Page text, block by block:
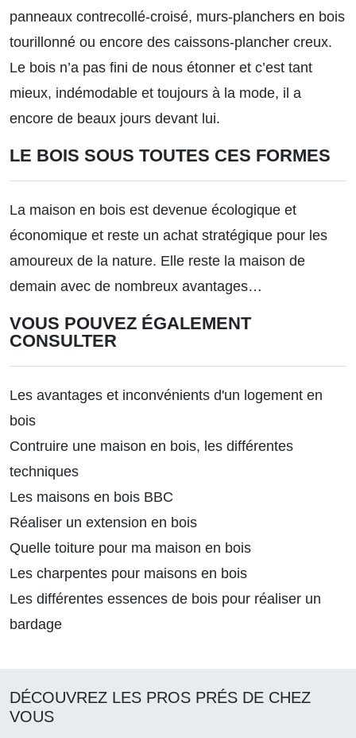
panneaux contrecollé-croisé, murs-planchers en bois
tourillonné ou encore des caissons-plancher creux.
Le bois n’a pas fini de nous étonner et c’est tant
mieux, indémodable et toujours à la mode, il a
encore de beaux jours devant lui.
LE BOIS SOUS TOUTES CES FORMES
La maison en bois est devenue écologique et
économique et reste un achat stratégique pour les
amoureux de la nature. Elle reste la maison de
demain avec de nombreux avantages…
VOUS POUVEZ ÉGALEMENT
CONSULTER
Les avantages et inconvénients d'un logement en
bois
Contruire une maison en bois, les différentes
techniques
Les maisons en bois BBC
Réaliser un extension en bois
Quelle toiture pour ma maison en bois
Les charpentes pour maisons en bois
Les différentes essences de bois pour réaliser un
bardage
DÉCOUVREZ LES PROS PRÉS DE CHEZ
VOUS